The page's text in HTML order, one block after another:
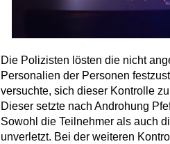
Die Polizisten lösten die nicht
Personalien der Personen
versuchte, sich dieser Kontrolle
Dieser setzte nach Androhung
Sowohl die Teilnehmer als auch
unverletzt. Bei der weiteren